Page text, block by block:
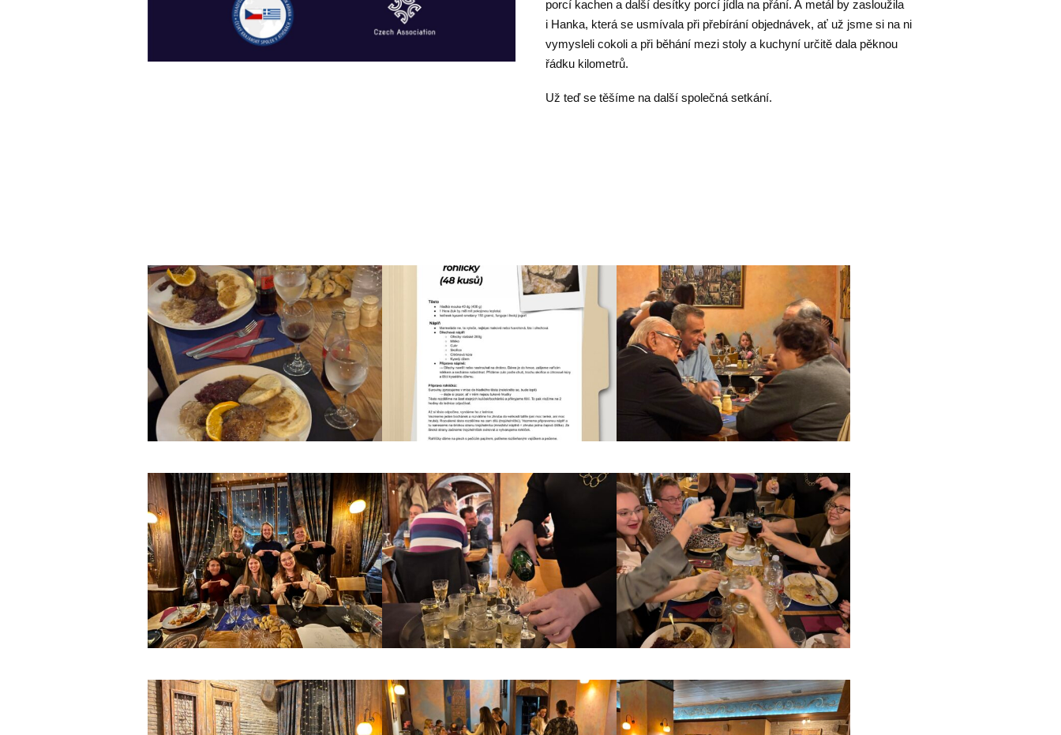
porcí kachen a další desítky porcí jídla na přání. A metál by zasloužila
i Hanka, která se usmívala při přebírání objednávek, ať už jsme si na ni
vymysleli cokoli a při běhání mezi stoly a kuchyní určitě dala pěknou
řádku kilometrů.
Už teď se těšíme na další společná setkání.